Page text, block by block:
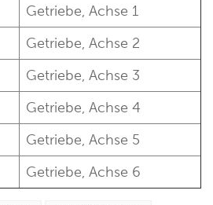
Getriebe, Achse 1
Getriebe, Achse 2
Getriebe, Achse 3
Getriebe, Achse 4
Getriebe, Achse 5
Getriebe, Achse 6